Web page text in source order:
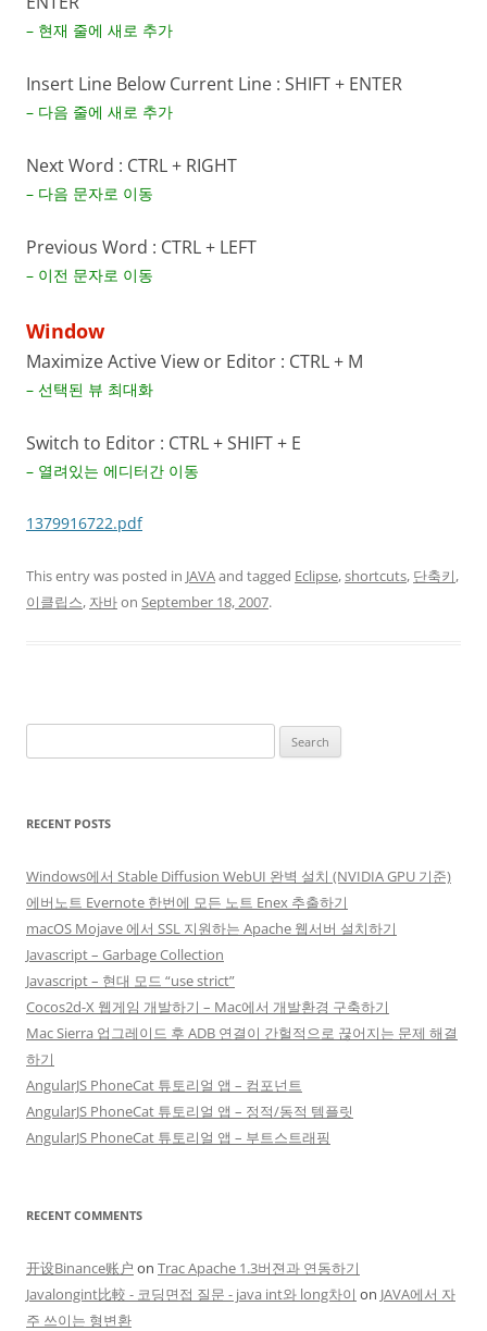
– 현재 줄에 새로 추가
Insert Line Below Current Line : SHIFT + ENTER
– 다음 줄에 새로 추가
Next Word : CTRL + RIGHT
– 다음 문자로 이동
Previous Word : CTRL + LEFT
– 이전 문자로 이동
Window
Maximize Active View or Editor : CTRL + M
– 선택된 뷰 최대화
Switch to Editor : CTRL + SHIFT + E
– 열려있는 에디터간 이동
1379916722.pdf
This entry was posted in JAVAand tagged Eclipse,shortcuts, 단축키,
이클립스, 자바on September 18, 2007.
for:
RECENT POSTS
Windows에서 Stable Diffusion WebUI 완벽 설치 (NVIDIA GPU 기준)
에버노트 Evernote 한번에 모든 노트 Enex 추출하기
macOS Mojave 에서 SSL 지원하는 Apache 웹서버 설치하기
Javascript – Garbage Collection
Javascript – 현대 모드 “use strict”
Cocos2d-X 웹게임 개발하기 – Mac에서 개발환경 구축하기
Mac Sierra 업그레이드 후 ADB 연결이 간헐적으로 끊어지는 문제 해결
하기
AngularJS PhoneCat 튜토리얼 앱 – 컴포넌트
AngularJS PhoneCat 튜토리얼 앱 – 정적/동적 템플릿
AngularJS PhoneCat 튜토리얼 앱 – 부트스트래핑
RECENT COMMENTS
开设Binance账户 on Trac Apache 1.3버젼과 연동하기
Javalongint比較 - 코딩면접 질문 - java int와 long차이 on JAVA에서 자
주 쓰이는 형변환